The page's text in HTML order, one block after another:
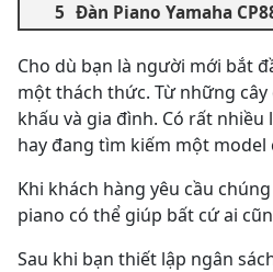
Đàn Piano Yamaha
Cho dù bạn là người mới bắt
một thách thức. Từ những
khấu và gia đình. Có rất
hay đang tìm kiếm một model
Khi khách hàng yêu cầu
piano có thể giúp bất cứ ai
Sau khi bạn thiết lập ngân